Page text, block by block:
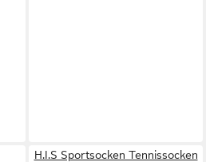
H.I.S Sportsocken Tennissocken